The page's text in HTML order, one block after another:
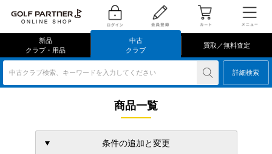
新品
クラブ・用品
中古
クラブ
買取／無料査定
中古クラブ検索、キーワードを入力してください 詳細検索
商品一覧
条件の追加と変更